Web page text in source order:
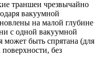
траншеи чрезвычайно
вакуумной
на малой глубине
с одной вакуумной
быть спрятана (для
без